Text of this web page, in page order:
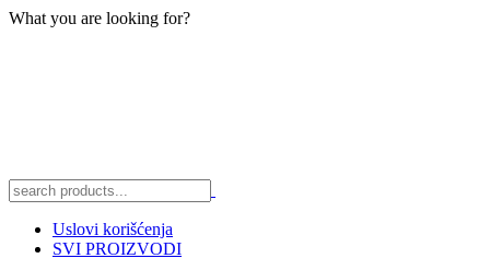
What you are looking for?
Uslovi korišćenja
SVI PROIZVODI